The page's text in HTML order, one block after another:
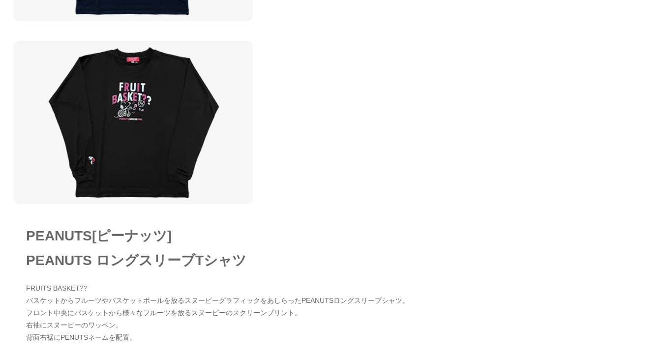
PEANUTS[ピーナッツ]
PEANUTS ロングスリーブTシャツ
FRUITS BASKET??
バスケットからフルーツやバスケットボールを放るスヌーピーグラフィックをあしらったPEANUTSロングスリーブシャツ。
フロント中央にバスケットから様々なフルーツを放るスヌーピーのスクリーンプリント。
右袖にスヌーピーのワッペン。
背面右裾にPENUTSネームを配置。